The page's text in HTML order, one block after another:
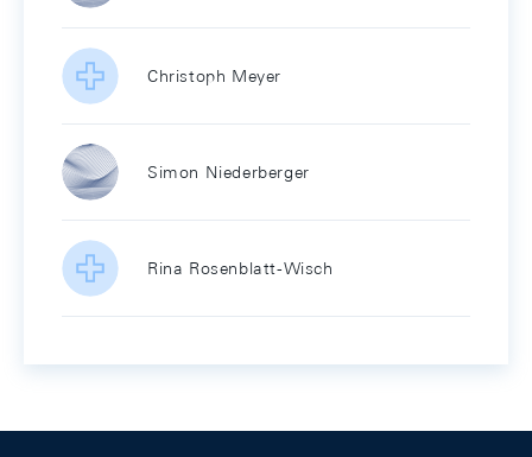
Christoph Meyer
Simon Niederberger
Rina Rosenblatt-Wisch